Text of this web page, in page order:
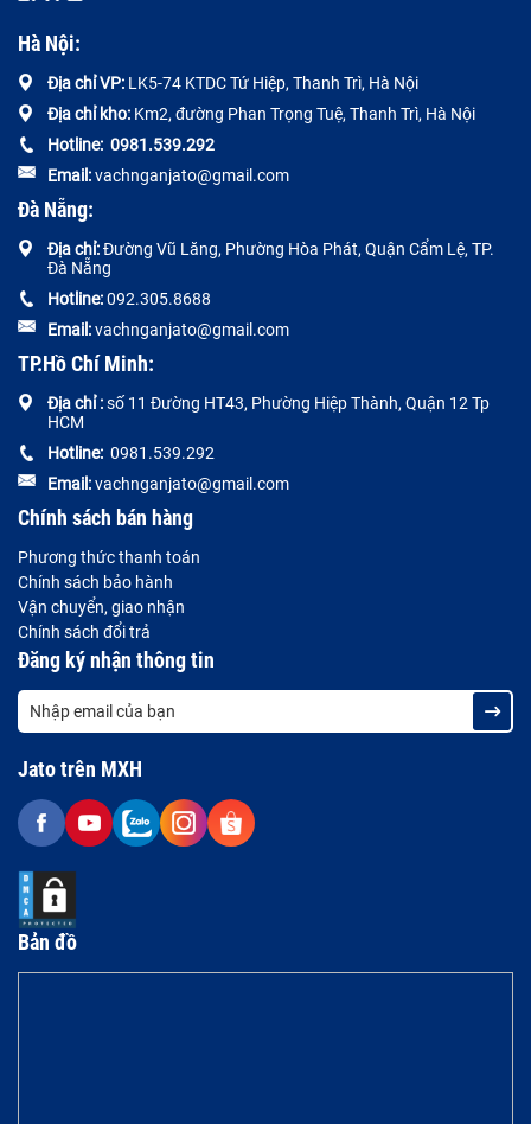
Hà Nội:
Địa chỉ VP: LK5-74 KTDC Tứ Hiệp, Thanh Trì, Hà Nội
Địa chỉ kho: Km2, đường Phan Trọng Tuệ, Thanh Trì, Hà Nội
Hotline: 0981.539.292
Email:vachnganjato@gmail.com
Đà Nẵng:
Địa chỉ:Đường Vũ Lăng, Phường Hòa Phát, Quận Cẩm Lệ, TP.
Đà Nẵng
Hotline:092.305.8688
Email:vachnganjato@gmail.com
TP.Hồ Chí Minh:
Địa chỉ :số 11 Đường HT43, Phường Hiệp Thành, Quận 12 Tp
HCM
Hotline: 0981.539.292
Email:vachnganjato@gmail.com
Chính sách bán hàng
Phương thức thanh toán
Chính sách bảo hành
Vận chuyển, giao nhận
Chính sách đổi trả
Đăng ký nhận thông tin
Jato trên MXH
Bản đồ